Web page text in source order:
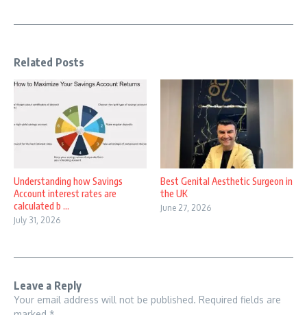
Related Posts
Understanding how Savings
Account interest rates are
calculated b ...
July 31, 2026
Best Genital Aesthetic Surgeon in
the UK
June 27, 2026
Leave a Reply
Your email address will not be published. Required fields are